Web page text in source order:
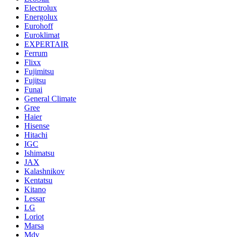
Electrolux
Energolux
Eurohoff
Euroklimat
EXPERTAIR
Ferrum
Flixx
Fujimitsu
Fujitsu
Funai
General Climate
Gree
Haier
Hisense
Hitachi
IGC
Ishimatsu
JAX
Kalashnikov
Kentatsu
Kitano
Lessar
LG
Loriot
Marsa
Mdv